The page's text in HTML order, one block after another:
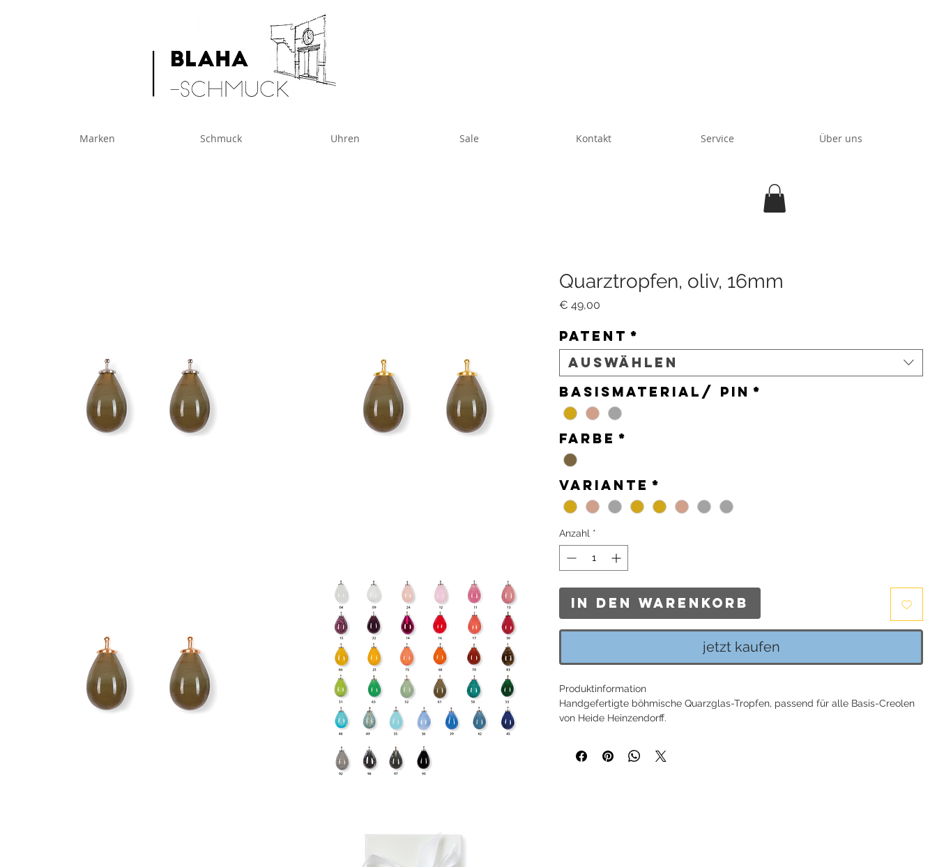
Marken Schmuck Uhren Sale Kontakt Service Über uns
Quarztropfen, oliv, 16mm
€ 49,00
Patent *
Auswählen
Basismaterial/ Pin *
Farbe *
Variante *
Anzahl *
In den Warenkorb
jetzt kaufen
Produktinformation
Handgefertigte böhmische Quarzglas-Tropfen, passend für alle Basis-Creolen
von Heide Heinzendorff.
Aufgrund von Handarbeit sind leichte Abweichungen bei Farben und Formen